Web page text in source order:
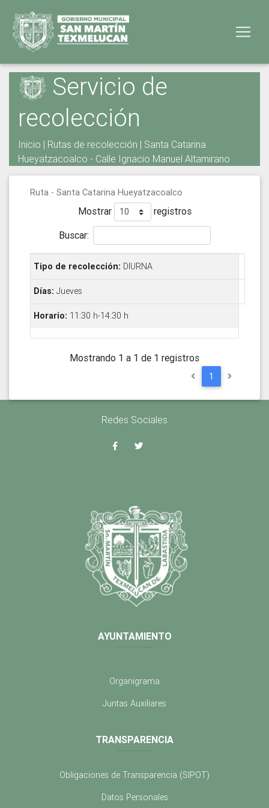
Servicio de
recolección
Inicio | Rutas de recolección | Santa Catarina
Hueyatzacoalco - Calle Ignacio Manuel Altamirano
Ruta - Santa Catarina Hueyatzacoalco
Mostrar
registros
Buscar:
DIURNA
Jueves
11:30 h-14:30 h
Mostrando 1 a 1 de 1 registros
1
Redes Sociales
AYUNTAMIENTO
Organigrama
Juntas Auxiliares
TRANSPARENCIA
Obligaciones de Transparencia (SIPOT)
Datos Personales